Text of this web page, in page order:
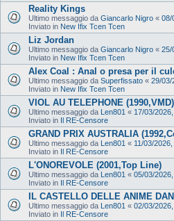
Reality Kings
Ultimo messaggio da Giancarlo Nigro « 08/
Inviato in New Ifix Tcen Tcen
Liz Jordan
Ultimo messaggio da Giancarlo Nigro « 25/
Inviato in New Ifix Tcen Tcen
Alex Coal : Anal o presa per il
Ultimo messaggio da Superfissato « 29/03/
Inviato in New Ifix Tcen Tcen
VIOL AU TELEPHONE (1990,VMD)
Ultimo messaggio da Len801 « 17/03/
Inviato in Il RE-Censore
GRAND PRIX AUSTRALIA
Ultimo messaggio da Len801 « 11/03/
Inviato in Il RE-Censore
L'ONOREVOLE (2001,Top Line)
Ultimo messaggio da Len801 « 05/03/
Inviato in Il RE-Censore
IL CASTELLO DELLE ANIME
Ultimo messaggio da Len801 « 02/03/
Inviato in Il RE-Censore